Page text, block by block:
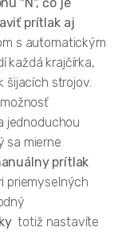
prítlak aj
s automatickým
každá krajčírka,
šijacích strojov.
jednoduchou
sa mierne
prítlak
priemyselných
totiž nastavíte